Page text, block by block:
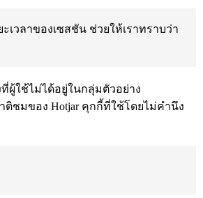
เวลาของเซสชัน ช่วยให้เราทราบว่า
ผู้ใช้ไม่ได้อยู่ในกลุ่มตัวอย่าง
ติชมของ Hotjar คุกกี้ที่ใช้โดยไม่คำนึง